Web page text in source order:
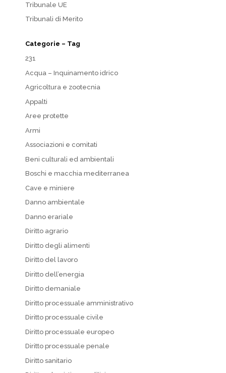
Tribunale UE
Tribunali di Merito
Categorie – Tag
231
Acqua – Inquinamento idrico
Agricoltura e zootecnia
Appalti
Aree protette
Armi
Associazioni e comitati
Beni culturali ed ambientali
Boschi e macchia mediterranea
Cave e miniere
Danno ambientale
Danno erariale
Diritto agrario
Diritto degli alimenti
Diritto del lavoro
Diritto dell’energia
Diritto demaniale
Diritto processuale amministrativo
Diritto processuale civile
Diritto processuale europeo
Diritto processuale penale
Diritto sanitario